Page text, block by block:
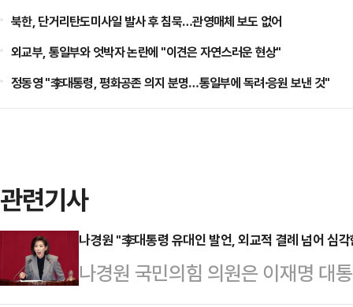
북한, 단거리탄도미사일 발사 후 침묵…관영매체 보도 없어
외교부, 통일부와 엇박자 논란에 "이견은 자연스러운 현상"
정동영 "李대통령, 평화공존 의지 분명…통일부에 독려·응원 보낸 것"
관련기사
나경원 "李대통령 유대인 발언, 외교적 결례 넘어 심
나경원 국민의힘 의원은 이재명 대